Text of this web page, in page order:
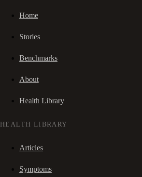
Home
Stories
Benchmarks
About
Health Library
HEALTH LIBRARY
Articles
Symptoms